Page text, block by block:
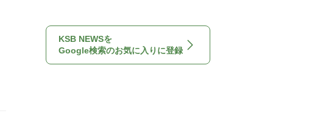
KSB NEWSを
Google検索のお気に入りに登録